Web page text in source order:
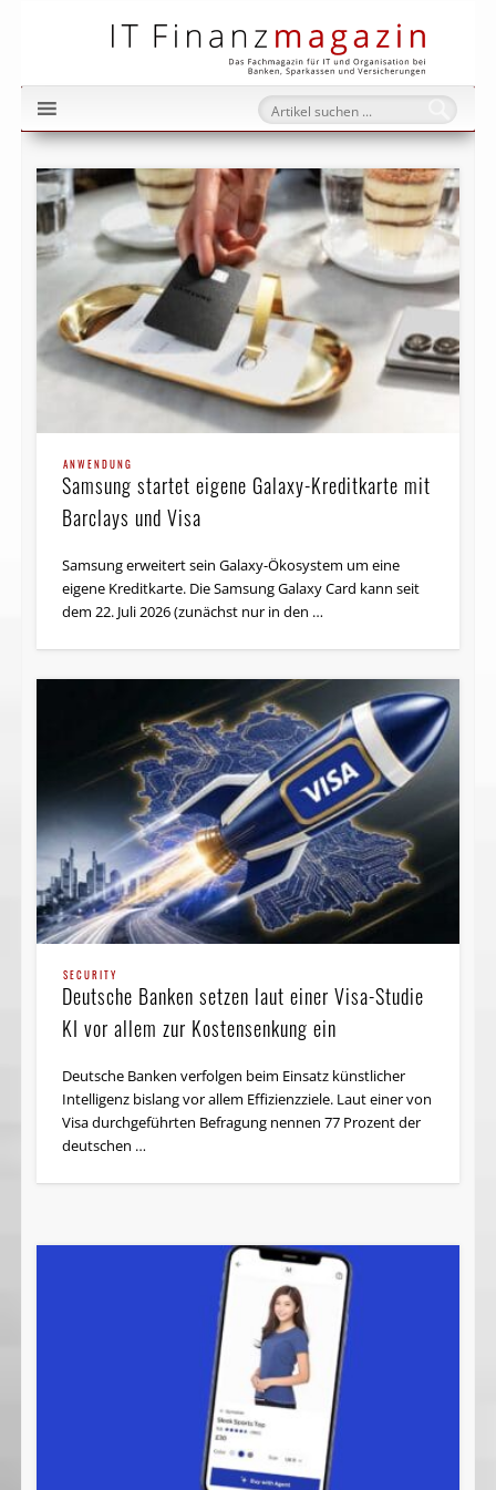
ANWENDUNG
Samsung startet eigene Galaxy-Kreditkarte mit
Barclays und Visa
Samsung erweitert sein Galaxy-Ökosystem um eine
eigene Kreditkarte. Die Samsung Galaxy Card kann seit
dem 22. Juli 2026 (zunächst nur in den …
SECURITY
Deutsche Banken setzen laut einer Visa-Studie
KI vor allem zur Kostensenkung ein
Deutsche Banken verfolgen beim Einsatz künstlicher
Intelligenz bislang vor allem Effizienzziele. Laut einer von
Visa durchgeführten Befragung nennen 77 Prozent der
deutschen …